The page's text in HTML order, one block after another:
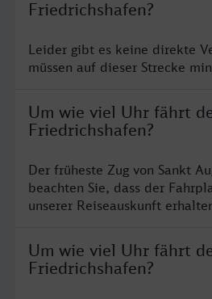
Friedrichshafen?
Leider gibt es keine direkte
müssen auf dieser Strecke
Um wie viel Uhr fährt
Friedrichshafen?
Der früheste Zug von Sankt
beachten Sie, dass der
unserer Reiseauskunft
Um wie viel Uhr fährt
Friedrichshafen?